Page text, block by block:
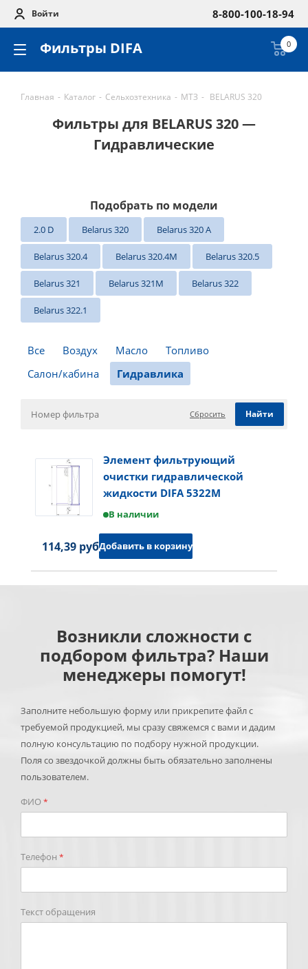
Войти 8-800-100-18-94
Фильтры DIFA 0
Главная - Каталог - Сельхозтехника - МТЗ - BELARUS 320
Фильтры для BELARUS 320 —
Гидравлические
Подобрать по модели
2.0 D Belarus 320 Belarus 320 A
Belarus 320.4 Belarus 320.4M Belarus 320.5
Belarus 321 Belarus 321M Belarus 322
Belarus 322.1
Все Воздух Масло
Топливо
Салон/кабина
Гидравлика
Сбросить
Элемент фильтрующий
очистки гидравлической
жидкости DIFA 5322M
В наличии
114,39 руб.Добавить в корзину
Возникли сложности с
подбором фильтра? Наши
менеджеры помогут!
Заполните небольшую форму или прикрепите файл с
требуемой продукцией, мы сразу свяжемся с вами и дадим
полную консультацию по подбору нужной продукции.
Поля со звездочкой должны быть обязательно заполнены
пользователем.
ФИО*
Телефон *
Текст обращения